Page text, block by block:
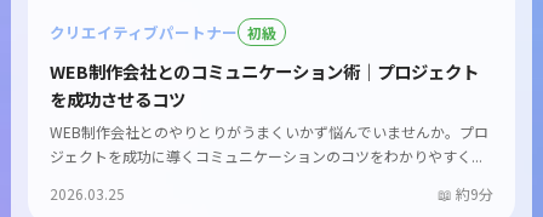
クリエイティブパートナー 初級
WEB制作会社とのコミュニケーション術｜プロジェクト
を成功させるコツ
WEB制作会社とのやりとりがうまくいかず悩んでいませんか。プロ
ジェクトを成功に導くコミュニケーションのコツをわかりやすく...
2026.03.25
約9分